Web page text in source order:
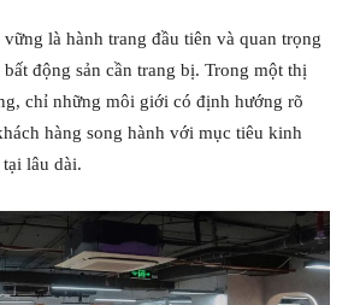
là hành trang đầu tiên và quan trọng
động sản cần trang bị. Trong một thị
chỉ những môi giới có định hướng rõ
hàng song hành với mục tiêu kinh
lâu dài.